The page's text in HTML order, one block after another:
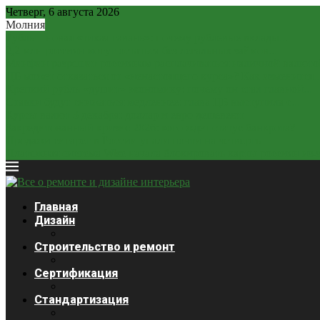
Четверг, 6 августа 2026
Молния
Главная
Дизайн
Строительство и ремонт
Сертификация
Стандартизация